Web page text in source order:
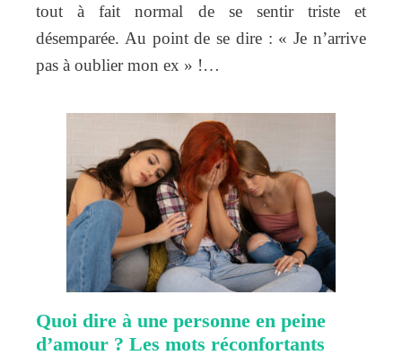
tout à fait normal de se sentir triste et
désemparée. Au point de se dire : « Je n’arrive
pas à oublier mon ex » !…
Quoi dire à une personne en peine
d’amour ? Les mots réconfortants